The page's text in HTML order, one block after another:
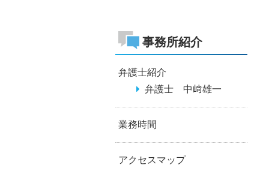
事務所紹介
弁護士紹介
弁護士 中﨑雄一
業務時間
アクセスマップ